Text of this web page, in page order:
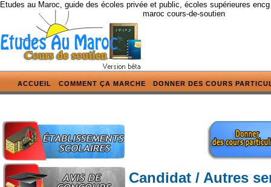
Etudes au Maroc, guide des écoles privée et public, écoles supérieures
maroc cours-de-soutien
ACCUEIL COMMENT ÇA MARCHE DONNER DES COURS
Candidat / Autres